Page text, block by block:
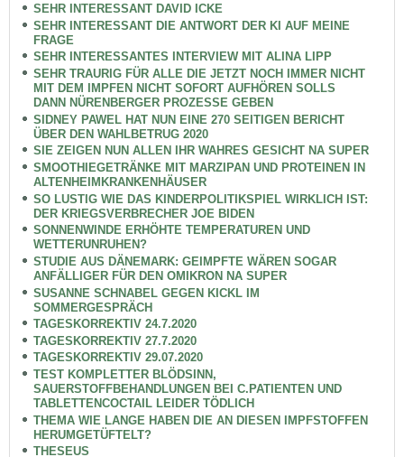
SEHR INTERESSANT DAVID ICKE
SEHR INTERESSANT DIE ANTWORT DER KI AUF MEINE
FRAGE
SEHR INTERESSANTES INTERVIEW MIT ALINA LIPP
SEHR TRAURIG FÜR ALLE DIE JETZT NOCH IMMER NICHT
MIT DEM IMPFEN NICHT SOFORT AUFHÖREN SOLLS
DANN NÜRENBERGER PROZESSE GEBEN
SIDNEY PAWEL HAT NUN EINE 270 SEITIGEN BERICHT
ÜBER DEN WAHLBETRUG 2020
SIE ZEIGEN NUN ALLEN IHR WAHRES GESICHT NA SUPER
SMOOTHIEGETRÄNKE MIT MARZIPAN UND PROTEINEN IN
ALTENHEIMKRANKENHÄUSER
SO LUSTIG WIE DAS KINDERPOLITIKSPIEL WIRKLICH IST:
DER KRIEGSVERBRECHER JOE BIDEN
SONNENWINDE ERHÖHTE TEMPERATUREN UND
WETTERUNRUHEN?
STUDIE AUS DÄNEMARK: GEIMPFTE WÄREN SOGAR
ANFÄLLIGER FÜR DEN OMIKRON NA SUPER
SUSANNE SCHNABEL GEGEN KICKL IM
SOMMERGESPRÄCH
TAGESKORREKTIV 24.7.2020
TAGESKORREKTIV 27.7.2020
TAGESKORREKTIV 29.07.2020
TEST KOMPLETTER BLÖDSINN,
SAUERSTOFFBEHANDLUNGEN BEI C.PATIENTEN UND
TABLETTENCOCTAIL LEIDER TÖDLICH
THEMA WIE LANGE HABEN DIE AN DIESEN IMPFSTOFFEN
HERUMGETÜFTELT?
THESEUS